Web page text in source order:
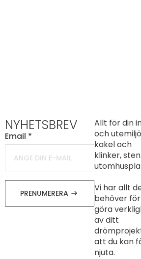
NYHETSBREV
Email *
PRENUMERERA
Allt för din
och
kakel och
klinker,
Vi har allt
behöver
göra
av ditt
att du kan
njuta.